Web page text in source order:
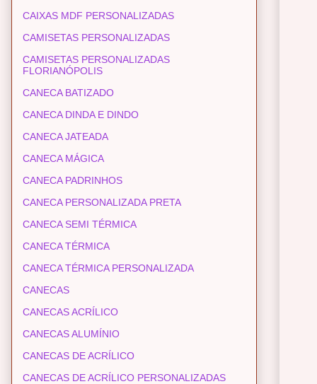
CAIXAS MDF PERSONALIZADAS
CAMISETAS PERSONALIZADAS
CAMISETAS PERSONALIZADAS
FLORIANÓPOLIS
CANECA BATIZADO
CANECA DINDA E DINDO
CANECA JATEADA
CANECA MÁGICA
CANECA PADRINHOS
CANECA PERSONALIZADA PRETA
CANECA SEMI TÉRMICA
CANECA TÉRMICA
CANECA TÉRMICA PERSONALIZADA
CANECAS
CANECAS ACRÍLICO
CANECAS ALUMÍNIO
CANECAS DE ACRÍLICO
CANECAS DE ACRÍLICO PERSONALIZADAS